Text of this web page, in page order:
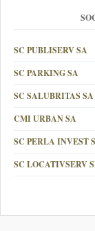
SC PUBLISERV SA
SC PARKING SA
SC SALUBRITAS SA
CMI URBAN SA
SC PERLA INVEST
SC LOCATIVSERV